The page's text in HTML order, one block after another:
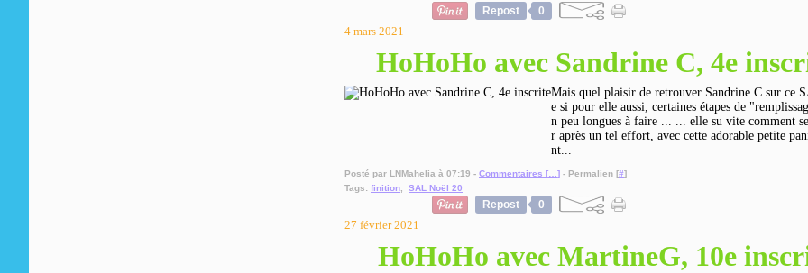
Repost 0
4 mars 2021
HoHoHo avec Sandrine C, 4e
Mais quel plaisir de retrouver Sandrine C sur ce
e si pour elle aussi, certaines étapes de
n peu longues à faire ... ... elle su vite comment
r après un tel effort, avec cette adorable petite
nt...
Posté par LNMahelia à 07:19 - Commentaires [ ] - Permalien [#]
Tags: finition SAL Noël 20
Repost 0
27 février 2021
HoHoHo avec MartineG, 10e